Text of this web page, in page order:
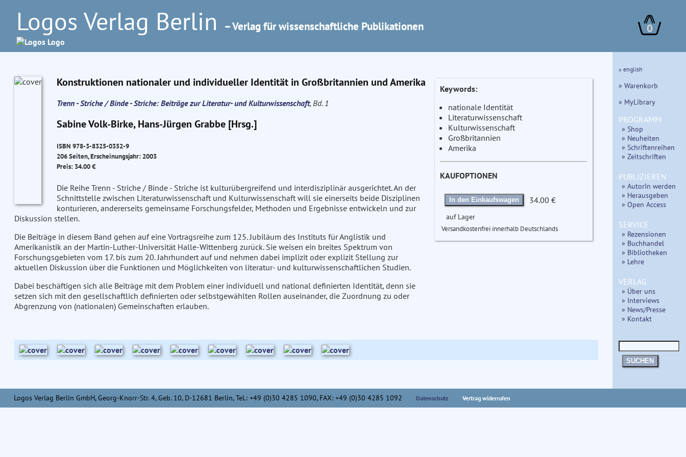
Logos Verlag Berlin – Verlag für wissenschaftliche Publikationen 0
Konstruktionen nationaler und individueller Identität in Großbritannien und Amerika
Trenn - Striche / Binde - Striche: Beiträge zur Literatur- und Kulturwissenschaft, Bd. 1
Sabine Volk-Birke, Hans-Jürgen Grabbe [Hrsg.]
ISBN 978-3-8325-0352-9
206 Seiten, Erscheinungsjahr: 2003
Preis: 34.00 €
Die Reihe Trenn - Striche / Binde - Striche ist kulturübergreifend und interdisziplinär ausgerichtet. An der
Schnittstelle zwischen Literaturwissenschaft und Kulturwissenschaft will sie einerseits beide Disziplinen
konturieren, andererseits gemeinsame Forschungsfelder, Methoden und Ergebnisse entwickeln und zur
Diskussion stellen.
Die Beiträge in diesem Band gehen auf eine Vortragsreihe zum 125. Jubiläum des Instituts für Anglistik und
Amerikanistik an der Martin-Luther-Universität Halle-Wittenberg zurück. Sie weisen ein breites Spektrum von
Forschungsgebieten vom 17. bis zum 20. Jahrhundert auf und nehmen dabei implizit oder explizit Stellung zur
aktuellen Diskussion über die Funktionen und Möglichkeiten von literatur- und kulturwissenschaftlichen Studien.
Dabei beschäftigen sich alle Beiträge mit dem Problem einer individuell und national definierten Identität, denn sie
setzen sich mit den gesellschaftlich definierten oder selbstgewählten Rollen auseinander, die Zuordnung zu oder
Abgrenzung von (nationalen) Gemeinschaften erlauben.
Keywords:
nationale Identität
Literaturwissenschaft
Kulturwissenschaft
Großbritannien
Amerika
KAUFOPTIONEN
In den Einkaufswagen 34.00 €
auf Lager
Versandkostenfrei innerhalb Deutschlands
» english
» Warenkorb
» MyLibrary
PROGRAMM
» Shop
» Neuheiten
» Schriftenreihen
» Zeitschriften
PUBLIZIEREN
» AutorIn werden
» Herausgeben
» Open Access
SERVICE
» Rezensionen
» Buchhandel
» Bibliotheken
» Lehre
VERLAG
» Über uns
» Interviews
» News/Presse
» Kontakt
SUCHEN
Logos Verlag Berlin GmbH, Georg-Knorr-Str. 4, Geb. 10, D-12681 Berlin, Tel.: +49 (0)30 4285 1090, FAX: +49 (0)30 4285 1092 Datenschutz Vertrag widerrufen